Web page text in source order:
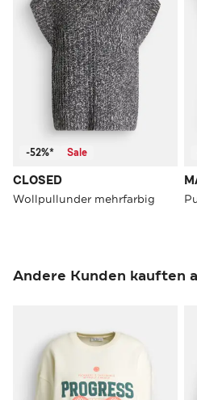
-52%* Sale
CLOSED
Wollpullunder mehrfarbig
Andere Kunden kauften